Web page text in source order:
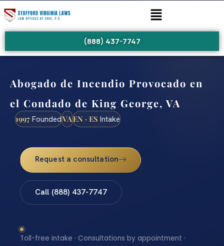
(888) 437-7747
Abogado de Incendio Provocado en
el Condado de King George, VA
1997 FoundedVAEN · ES Intake
Request a consultation
Call (888) 437-7747
Toll-free intake · Consultations by appointment ·